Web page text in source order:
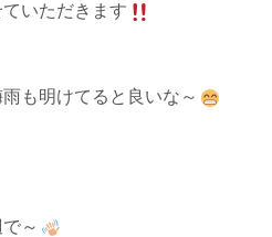
いただきます
も明けてると良いな～
～